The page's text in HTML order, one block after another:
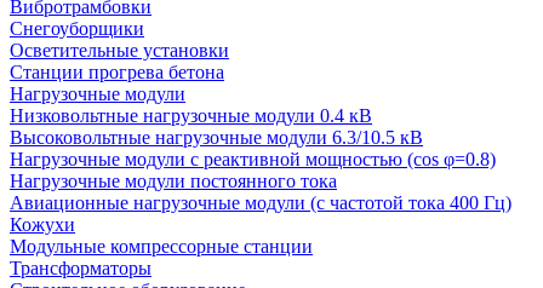
Вибротрамбовки
Снегоуборщики
Осветительные установки
Станции прогрева бетона
Нагрузочные модули
Низковольтные нагрузочные модули 0.4 кВ
Высоковольтные нагрузочные модули 6.3/10.5 кВ
Нагрузочные модули с реактивной мощностью (cos φ=0.8)
Нагрузочные модули постоянного тока
Авиационные нагрузочные модули (с частотой тока 400 Гц)
Кожухи
Модульные компрессорные станции
Трансформаторы